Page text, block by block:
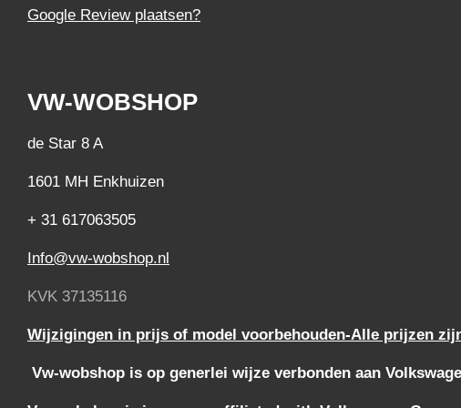
Google Review plaatsen?
VW-WOBSHOP
de Star 8 A
1601 MH Enkhuizen
+ 31 617063505
Info@vw-wobshop.nl
KVK 37135116
Wijzigingen in prijs of model voorbehouden-Alle prijzen
Vw-wobshop is op generlei wijze verbonden aan